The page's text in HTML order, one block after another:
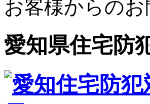
お客様からの
愛知県住宅防